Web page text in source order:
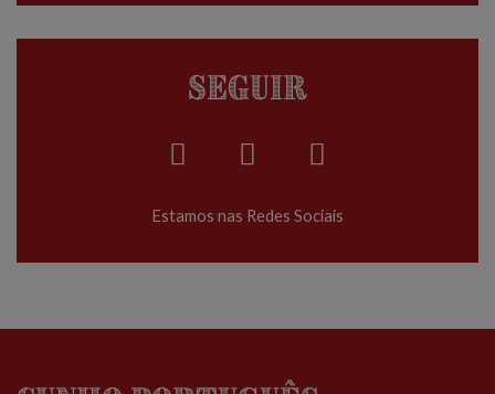
Seguir
Estamos nas Redes Sociais